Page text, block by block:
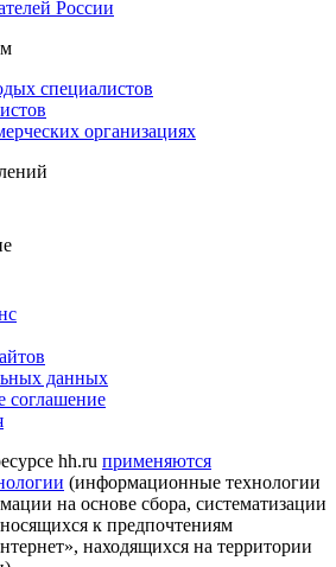
России
специалистов
организациях
данных
соглашение
hh.ru применяются
(информационные технологии
на основе сбора, систематизации
к предпочтениям
находящихся на территории